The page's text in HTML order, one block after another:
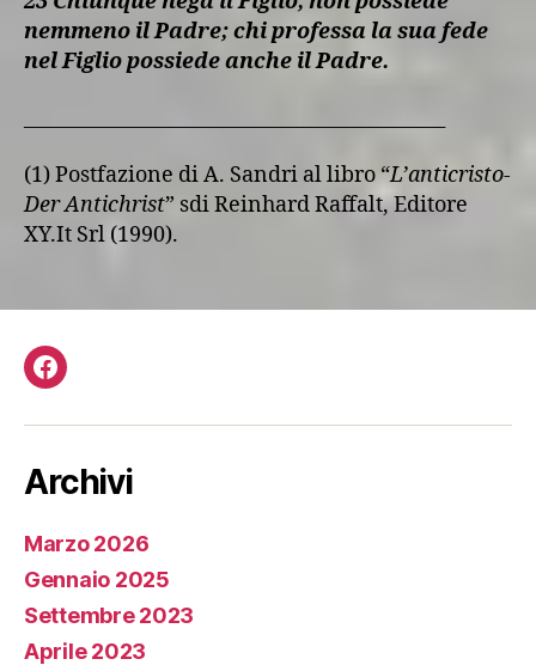
nemmeno il Padre; chi professa la sua fede
nel Figlio possiede anche il Padre.
(1) Postfazione di A. Sandri al libro “L’anticristo-
Der Antichrist” sdi Reinhard Raffalt, Editore
XY.It Srl (1990).
Facebook
Archivi
Marzo 2026
Gennaio 2025
Settembre 2023
Aprile 2023